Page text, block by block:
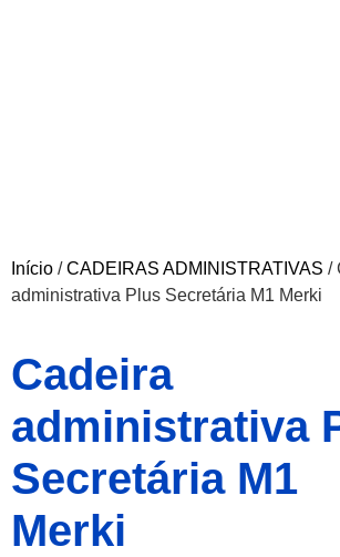
Início /CADEIRAS ADMINISTRATIVAS /
administrativa Plus Secretária M1 Merki
Cadeira
administrativa
Secretária M1
Merki